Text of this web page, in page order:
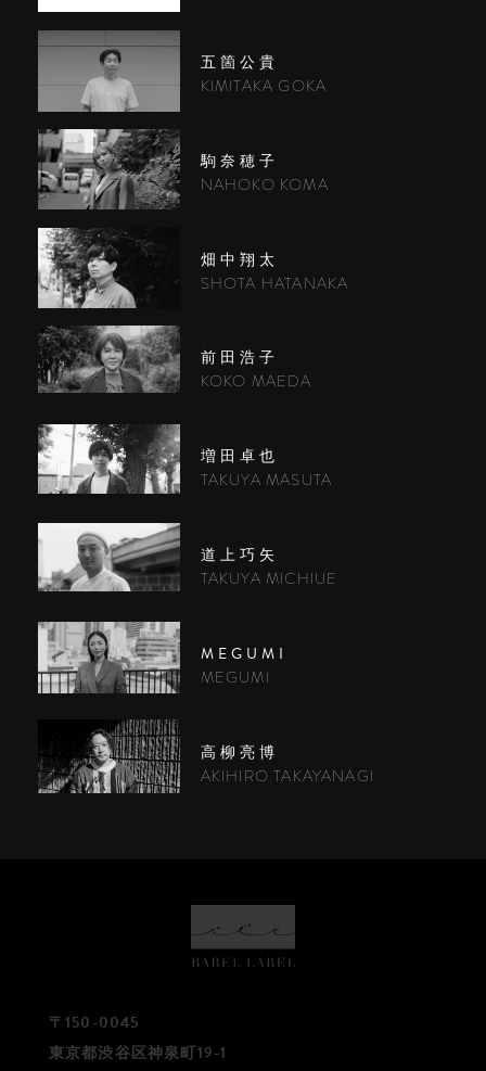
五箇公貴
KIMITAKA GOKA
駒奈穂子
NAHOKO KOMA
畑中翔太
SHOTA HATANAKA
前田浩子
KOKO MAEDA
増田卓也
TAKUYA MASUTA
道上巧矢
TAKUYA MICHIUE
MEGUMI
MEGUMI
高柳亮博
AKIHIRO TAKAYANAGI
〒150-0045
東京都渋谷区神泉町19-1